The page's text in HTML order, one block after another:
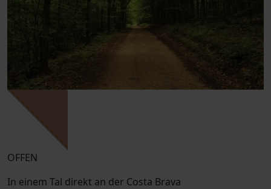
OFFEN
In einem Tal direkt an der Costa Brava